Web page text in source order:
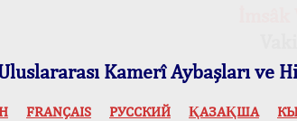
Kamerî Aybaşları ve
FRANÇAIS РУССКИЙ ҚАЗАҚША